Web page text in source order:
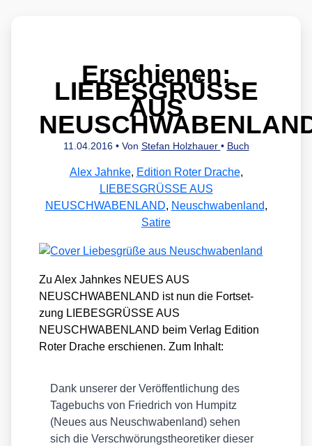
Erschienen:
LIEBESGRÜSSE
AUS
11.04.2016 • Von Stefan Holzhauer • Buch
Alex Jahnke, Edition Roter Drache,
LIEBESGRÜSSE AUS
NEUSCHWABENLAND, Neuschwabenland,
Satire
Zu Alex Jahn­kes NEUES AUS
NEUSCHWABENLAND ist nun die Fort­set­
zung LIEBESGRÜSSE AUS
NEUSCHWABENLAND beim Ver­lag Edi­ti­on
Roter Dra­che erschie­nen. Zum Inhalt:
Dank unse­rer der Ver­öf­fent­li­chung des
Tage­buchs von Fried­rich von Hum­pitz
(Neu­es aus Neu­schwa­ben­land) sehen
sich die Ver­schwö­rungs­theo­re­ti­ker die­ser